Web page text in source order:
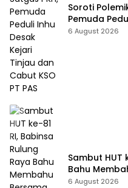
Soroti
Pemuda
Cabut KSO PT
6 August 2026
Sambut HUT
Bahu
Jalan Desa
6 August 2026